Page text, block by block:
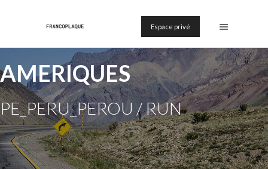
Espace privé
AMERIQUES
PE_PERU_PEROU / RUN